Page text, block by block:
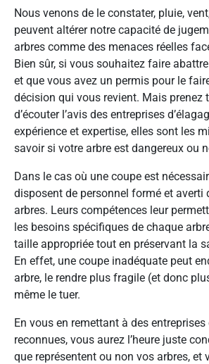
Nous venons de le constater, pluie,
peuvent altérer notre capacité de
arbres comme des menaces réelles
Bien sûr, si vous souhaitez faire
et que vous avez un permis pour le
décision qui vous revient. Mais prenez
d’écouter l’avis des entreprises
expérience et expertise, elles sont les
savoir si votre arbre est dangereux ou
Dans le cas où une coupe est
disposent de personnel formé et averti
arbres. Leurs compétences leur
les besoins spécifiques de chaque
taille appropriée tout en préservant la
En effet, une coupe inadéquate peut
arbre, le rendre plus fragile (et donc
même le tuer.
En vous en remettant à des entreprises
reconnues, vous aurez l’heure juste
que représentent ou non vos arbres, et